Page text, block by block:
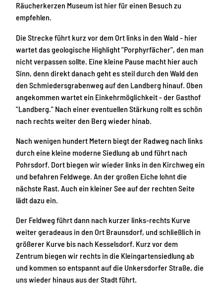
Räucherkerzen Museum ist hier für einen Besuch zu
empfehlen.
Die Strecke führt kurz vor dem Ort links in den Wald - hier
wartet das geologische Highlight "Porphyrfächer", den man
nicht verpassen sollte. Eine kleine Pause macht hier auch
Sinn, denn direkt danach geht es steil durch den Wald den
den Schmiedersgrabenweg auf den Landberg hinauf. Oben
angekommen wartet ein Einkehrmöglichkeit - der Gasthof
"Landberg." Nach einer eventuellen Stärkung rollt es schön
nach rechts weiter den Berg wieder hinab.
Nach wenigen hundert Metern biegt der Radweg nach links
durch eine kleine moderne Siedlung ab und führt nach
Pohrsdorf. Dort biegen wir wieder links in den Kirchweg ein
und befahren Feldwege. An der großen Eiche lohnt die
nächste Rast. Auch ein kleiner See auf der rechten Seite
lädt dazu ein.
Der Feldweg führt dann nach kurzer links-rechts Kurve
weiter geradeaus in den Ort Braunsdorf, und schließlich in
größerer Kurve bis nach Kesselsdorf. Kurz vor dem
Zentrum biegen wir rechts in die Kleingartensiedlung ab
und kommen so entspannt auf die Unkersdorfer Straße, die
uns wieder hinaus aus der Stadt führt.